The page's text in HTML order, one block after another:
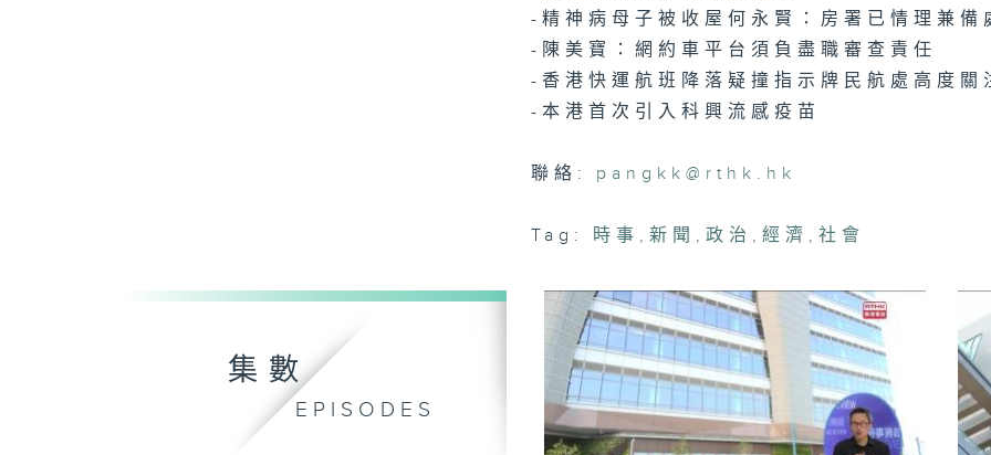
時
-精神病母子被收屋何永賢：房署已情理兼備
-陳美寶：網約車平台須負盡職審查責任
-香港快運航班降落疑撞指示牌民航處高度關
-本港首次引入科興流感疫苗
聯絡: pangkk@rthk.hk
Tag: 時事 ,新聞 ,政治 ,經濟 ,社會
集數
EPISODES